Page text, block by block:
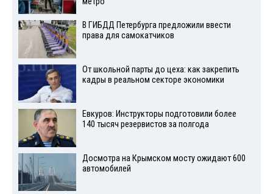
В ГИБДД Петербурга предложили ввести
права для самокатчиков
От школьной парты до цеха: как закрепить
кадры в реальном секторе экономики
Евкуров: Инструкторы подготовили более
140 тысяч резервистов за полгода
Досмотра на Крымском мосту ожидают 600
автомобилей